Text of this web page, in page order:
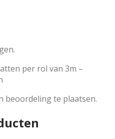
per rol van 3m –
beoordeling te plaatsen.